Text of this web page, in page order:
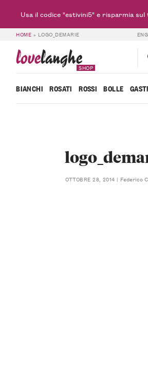
HOME » LOGO_DEMARIE ENG
lovelanghe
SHOP
BIANCHI ROSATI ROSSI BOLLE
OTTOBRE 28, 2014 Federico
Usa il codice "estivini5" e risparmia